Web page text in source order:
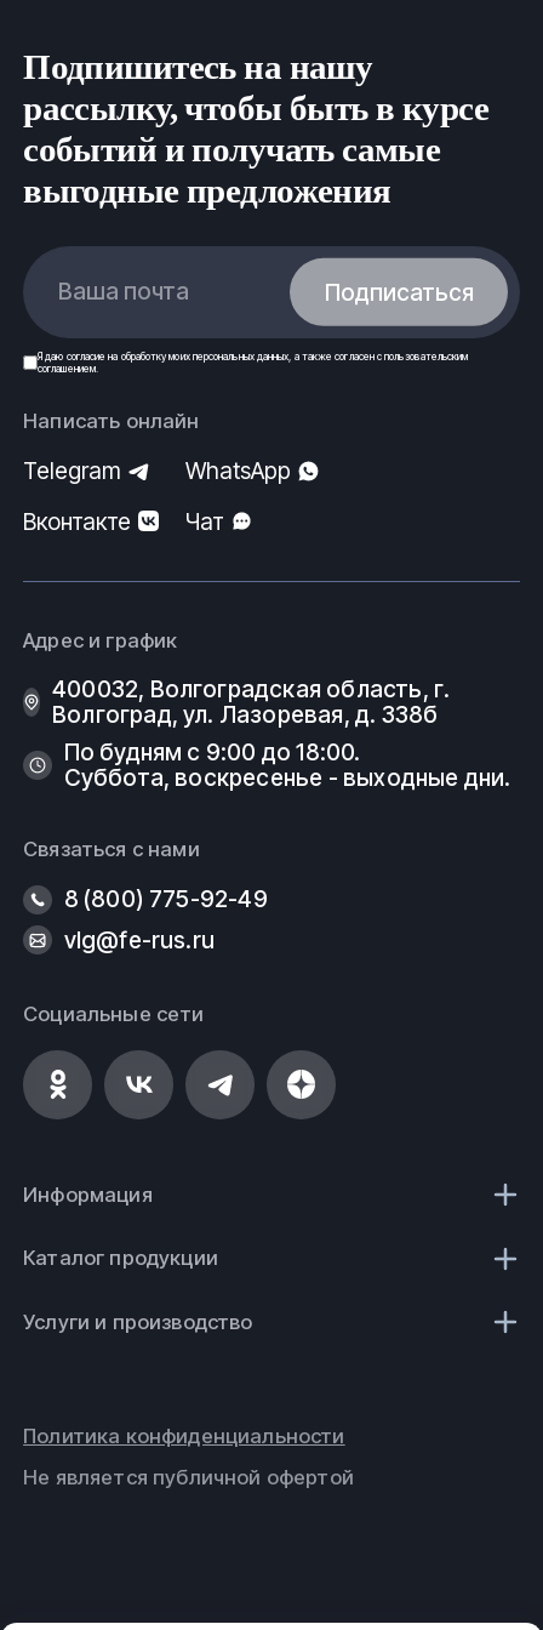
Вся продукция выполнена согласно нормам
безопасности, государственным стандартам (ГОСТ)
и техническим условиям (ТУ).
.Волгоград.
Подпишитесь на нашу
рассылку, чтобы быть в курсе
событий и получать самые
выгодные предложения
Ваша почта Подписаться
Я даю согласие на обработку моих персональных данных , а также согласен спользовательским
соглашением.
Написать онлайн
Telegram
WhatsApp
Вконтакте
Чат
Адрес и график
400032, Волгоградская область, г.
Волгоград, ул. Лазоревая, д. 338б
По будням с 9:00 до 18:00.
Суббота, воскресенье - выходные дни.
Связаться с нами
8 (800) 775-92-49
vlg@fe-rus.ru
Социальные сети
Информация
Каталог продукции
Услуги и производство
Не является публичной офертой
Политика конфиденциальности